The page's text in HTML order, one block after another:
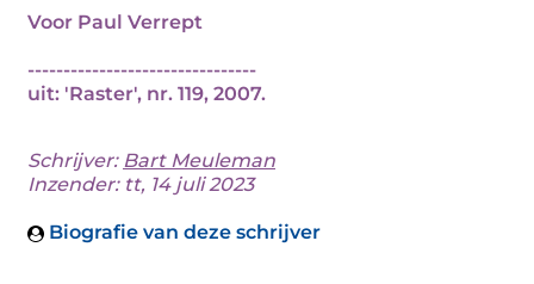
Voor Paul Verrept
--------------------------------
uit: 'Raster', nr. 119, 2007.
Schrijver: Bart Meuleman
Inzender: tt, 14 juli 2023
Biografie van deze schrijver